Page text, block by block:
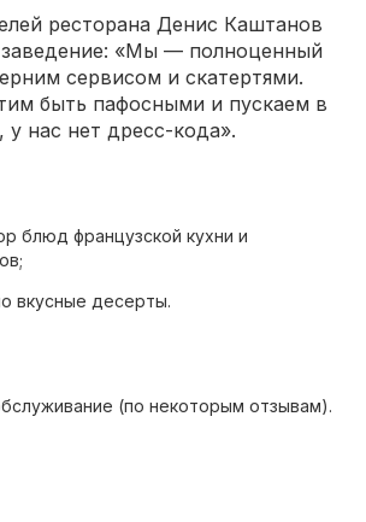
ресторана Денис Каштанов
заведение: «Мы — полноценный
сервисом и скатертями.
быть пафосными и пускаем в
у нас нет дресс-кода».
блюд французской кухни и
вкусные десерты.
(по некоторым отзывам).